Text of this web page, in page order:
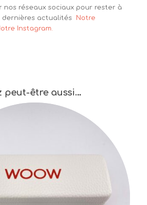
nos réseaux sociaux pour rester à
dernières actualités
Notre
Instagram.
peut-être aussi…